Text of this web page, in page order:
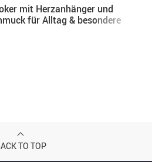
mit Herzanhänger und
für Alltag & besondere
TO TOP